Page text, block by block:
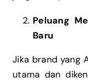
Peluang
Baru
Jika brand yang
utama dan